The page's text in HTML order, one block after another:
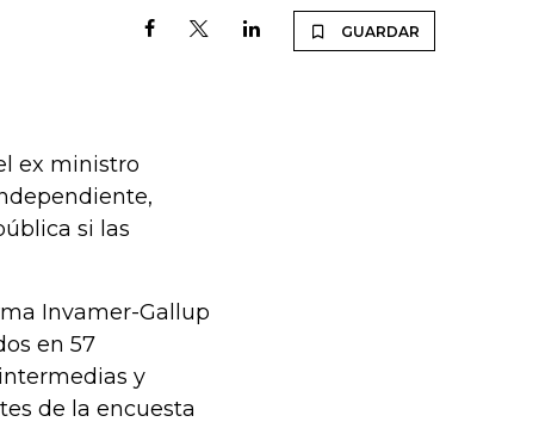
GUARDAR
ex ministro
si las
Invamer-Gallup
en 57
y
de la encuesta